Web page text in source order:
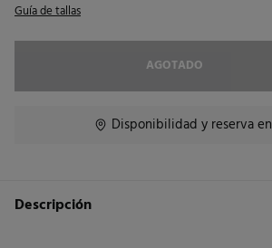
Guía de tallas
AGOTADO
Disponibilidad y reserva
Descripción